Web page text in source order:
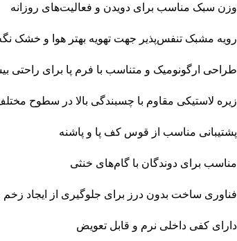
وزن سبک مناسب برای دویدن و فعالیت‌های روزانه
رویه مشبک تنفس‌پذیر جهت تهویه بهتر هوا و خشک
طراحی ارگونومیک و متناسب با فرم پا برای راحتی
زیره لاستیکی مقاوم با چسبندگی بالا در سطوح
پشتیبانی مناسب از قوس کف پا و پاشنه
مناسب برای دوندگان با گام‌های خنثی
فناوری ساخت بدون درز برای جلوگیری از ایجاد
دارای کفی داخلی نرم و قابل تعویض